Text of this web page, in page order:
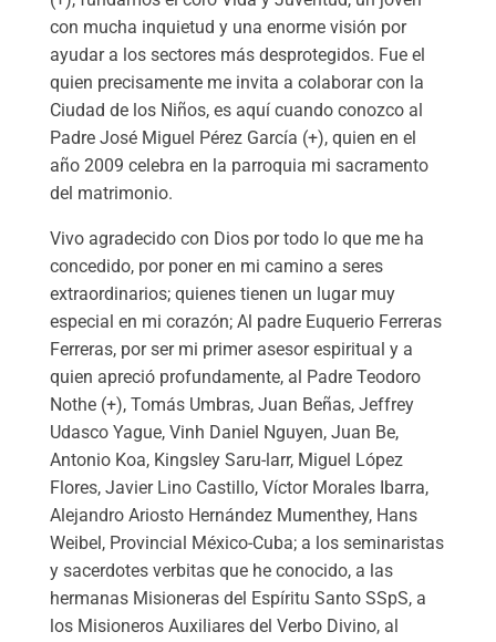
con mucha inquietud y una enorme visión por
ayudar a los sectores más desprotegidos. Fue el
quien precisamente me invita a colaborar con la
Ciudad de los Niños, es aquí cuando conozco al
Padre José Miguel Pérez García (+), quien en el
año 2009 celebra en la parroquia mi sacramento
del matrimonio.
Vivo agradecido con Dios por todo lo que me ha
concedido, por poner en mi camino a seres
extraordinarios; quienes tienen un lugar muy
especial en mi corazón; Al padre Euquerio Ferreras
Ferreras, por ser mi primer asesor espiritual y a
quien apreció profundamente, al Padre Teodoro
Nothe (+), Tomás Umbras, Juan Beñas, Jeffrey
Udasco Yague, Vinh Daniel Nguyen, Juan Be,
Antonio Koa, Kingsley Saru-larr, Miguel López
Flores, Javier Lino Castillo, Víctor Morales Ibarra,
Alejandro Ariosto Hernández Mumenthey, Hans
Weibel, Provincial México-Cuba; a los seminaristas
y sacerdotes verbitas que he conocido, a las
hermanas Misioneras del Espíritu Santo SSpS, a
los Misioneros Auxiliares del Verbo Divino, al